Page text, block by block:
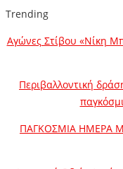
Trending
Αγώνες Στίβου «Νίκη
Περιβαλλοντική
ΠΑΓΚΟΣΜΙΑ ΗΜΕΡΑ